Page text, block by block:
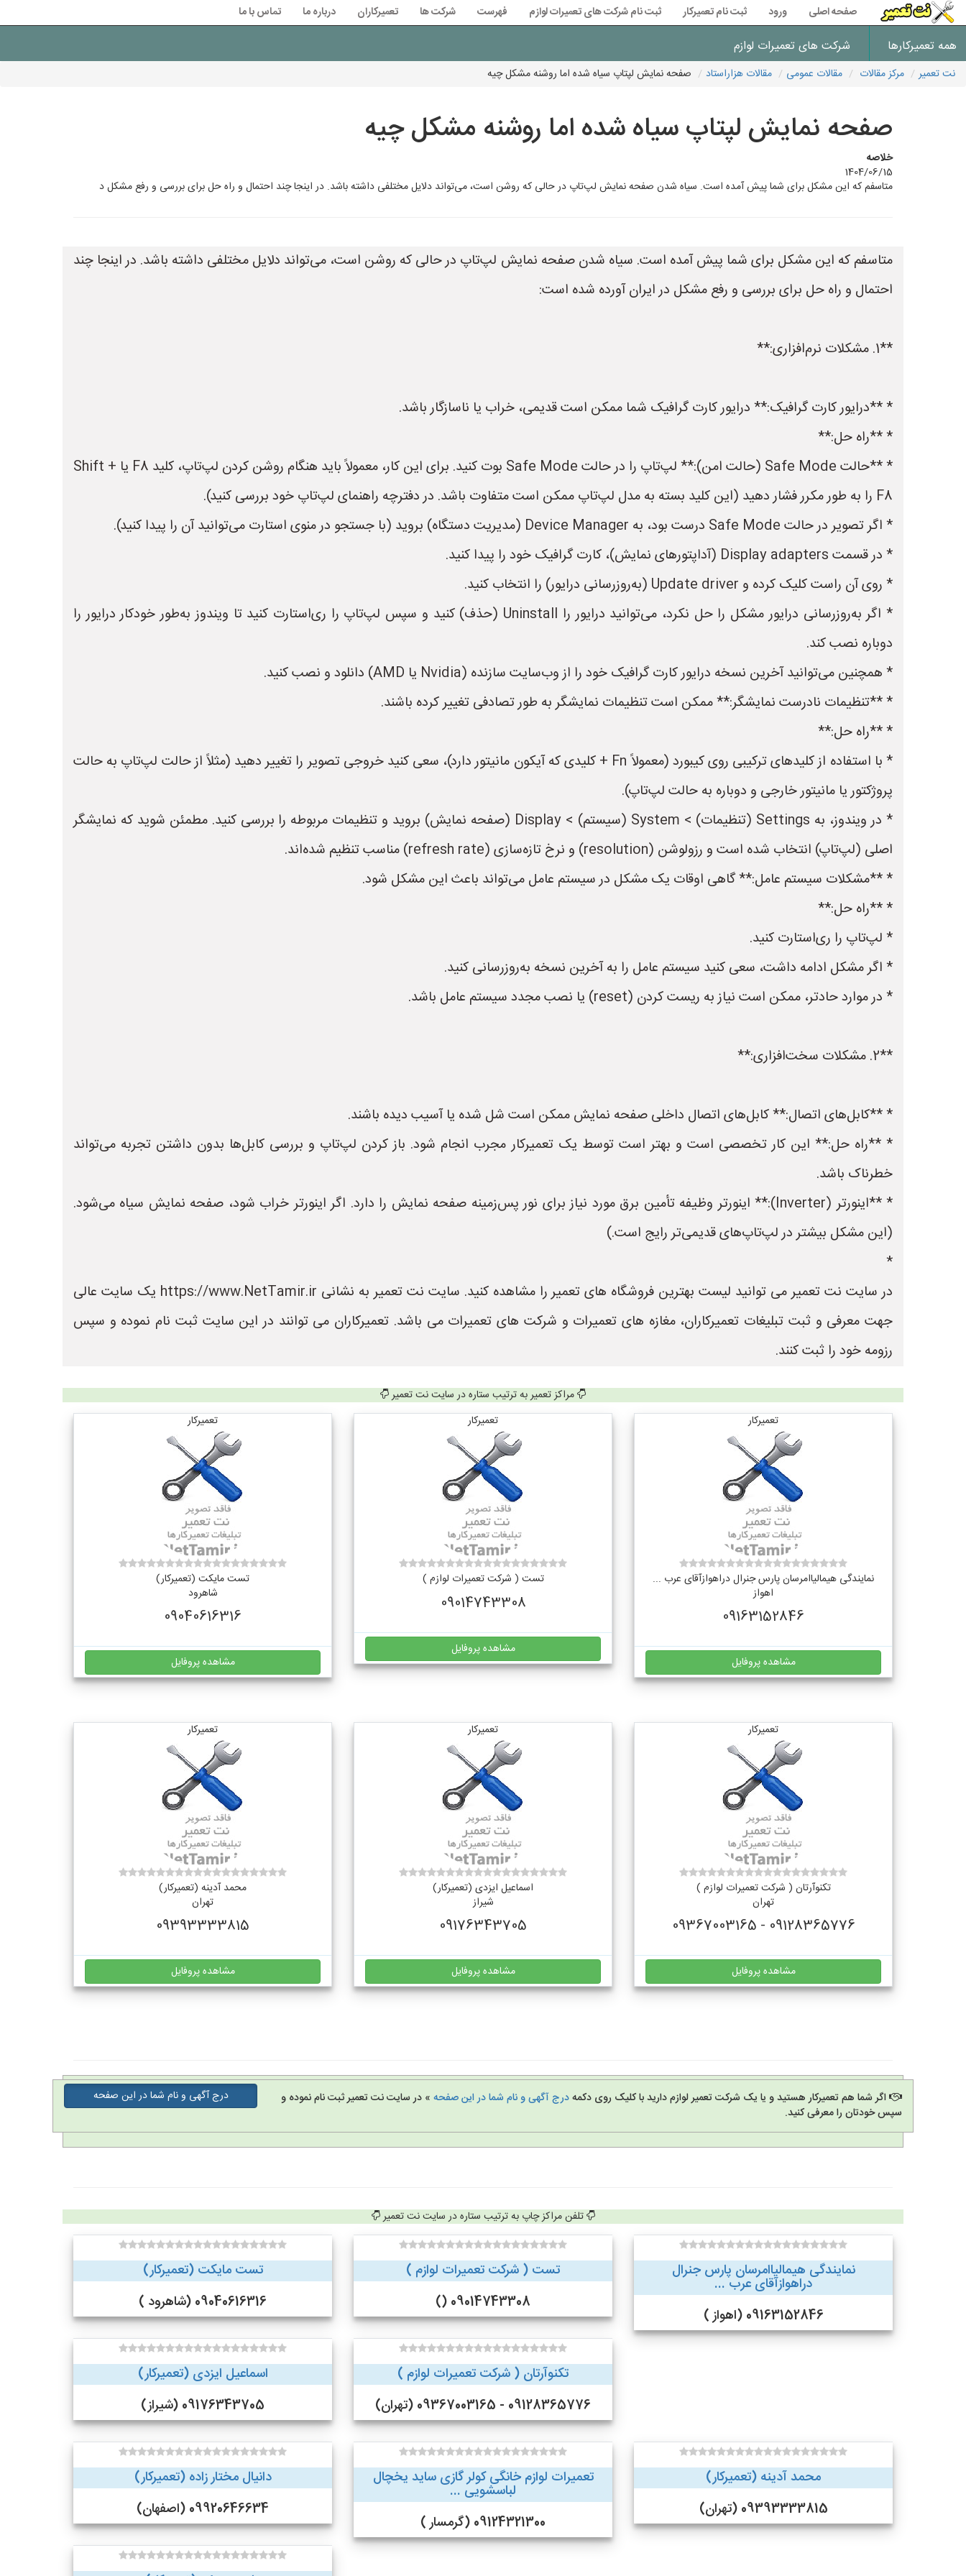
صفحه اصلی ورود ثبت نام تعمیرکار ثبت نام شرکت های تعمیرات لوازم فهرست شرکت ها تعمیرکاران درباره ما تماس با ما
همه تعمیرکارها شرکت های تعمیرات لوازم
نت تعمیر مرکز مقالات مقالات عمومی مقالات هزاراستاد صفحه نمایش لپتاپ سیاه شده اما روشنه مشکل چیه
صفحه نمایش لپتاپ سیاه شده اما روشنه مشکل چیه
خلاصه
1404/06/15
متاسفم که این مشکل برای شما پیش آمده است. سیاه شدن صفحه نمایش لپ‌تاپ در حالی که روشن است، می‌تواند دلایل مختلفی داشته باشد. در اینجا چند احتمال و راه حل برای بررسی و رفع مشکل د
متاسفم که این مشکل برای شما پیش آمده است. سیاه شدن صفحه نمایش لپ‌تاپ در حالی که روشن است، می‌تواند دلایل مختلفی داشته باشد. در اینجا چند
احتمال و راه حل برای بررسی و رفع مشکل در ایران آورده شده است:
**1. مشکلات نرم‌افزاری:**
* **درایور کارت گرافیک:** درایور کارت گرافیک شما ممکن است قدیمی، خراب یا ناسازگار باشد.
* **راه حل:**
* **حالت Safe Mode (حالت امن):** لپ‌تاپ را در حالت Safe Mode بوت کنید. برای این کار، معمولاً باید هنگام روشن کردن لپ‌تاپ، کلید F8 یا Shift +
F8 را به طور مکرر فشار دهید (این کلید بسته به مدل لپ‌تاپ ممکن است متفاوت باشد. در دفترچه راهنمای لپ‌تاپ خود بررسی کنید).
* اگر تصویر در حالت Safe Mode درست بود، به Device Manager (مدیریت دستگاه) بروید (با جستجو در منوی استارت می‌توانید آن را پیدا کنید).
* در قسمت Display adapters (آداپتورهای نمایش)، کارت گرافیک خود را پیدا کنید.
* روی آن راست کلیک کرده و Update driver (به‌روزرسانی درایور) را انتخاب کنید.
* اگر به‌روزرسانی درایور مشکل را حل نکرد، می‌توانید درایور را Uninstall (حذف) کنید و سپس لپ‌تاپ را ری‌استارت کنید تا ویندوز به‌طور خودکار درایور را
دوباره نصب کند.
* همچنین می‌توانید آخرین نسخه درایور کارت گرافیک خود را از وب‌سایت سازنده (Nvidia یا AMD) دانلود و نصب کنید.
* **تنظیمات نادرست نمایشگر:** ممکن است تنظیمات نمایشگر به طور تصادفی تغییر کرده باشند.
* **راه حل:**
* با استفاده از کلیدهای ترکیبی روی کیبورد (معمولاً Fn + کلیدی که آیکون مانیتور دارد)، سعی کنید خروجی تصویر را تغییر دهید (مثلاً از حالت لپ‌تاپ به حالت
پروژکتور یا مانیتور خارجی و دوباره به حالت لپ‌تاپ).
* در ویندوز، به Settings (تنظیمات) > System (سیستم) > Display (صفحه نمایش) بروید و تنظیمات مربوطه را بررسی کنید. مطمئن شوید که نمایشگر
اصلی (لپ‌تاپ) انتخاب شده است و رزولوشن (resolution) و نرخ تازه‌سازی (refresh rate) مناسب تنظیم شده‌اند.
* **مشکلات سیستم عامل:** گاهی اوقات یک مشکل در سیستم عامل می‌تواند باعث این مشکل شود.
* **راه حل:**
* لپ‌تاپ را ری‌استارت کنید.
* اگر مشکل ادامه داشت، سعی کنید سیستم عامل را به آخرین نسخه به‌روزرسانی کنید.
* در موارد حادتر، ممکن است نیاز به ریست کردن (reset) یا نصب مجدد سیستم عامل باشد.
**2. مشکلات سخت‌افزاری:**
* **کابل‌های اتصال:** کابل‌های اتصال داخلی صفحه نمایش ممکن است شل شده یا آسیب دیده باشند.
* **راه حل:** این کار تخصصی است و بهتر است توسط یک تعمیرکار مجرب انجام شود. باز کردن لپ‌تاپ و بررسی کابل‌ها بدون داشتن تجربه می‌تواند
خطرناک باشد.
* **اینورتر (Inverter):** اینورتر وظیفه تأمین برق مورد نیاز برای نور پس‌زمینه صفحه نمایش را دارد. اگر اینورتر خراب شود، صفحه نمایش سیاه می‌شود.
(این مشکل بیشتر در لپ‌تاپ‌های قدیمی‌تر رایج است.)
*
در سایت نت تعمیر می توانید لیست بهترین فروشگاه های تعمیر را مشاهده کنید. سایت نت تعمیر به نشانی https://www.NetTamir.ir یک سایت عالی
جهت معرفی و ثبت تبلیغات تعمیرکاران، مغازه های تعمیرات و شرکت های تعمیرات می باشد. تعمیرکاران می توانند در این سایت ثبت نام نموده و سپس
رزومه خود را ثبت کنند.
مراکز تعمیر به ترتیب ستاره در سایت نت تعمیر
تعمیرکار
نمایندگی هیمالیاامرسان پارس جنرال دراهوازآقای عرب ...
اهواز
09163152846
مشاهده پروفایل
تعمیرکار
تست ( شرکت تعمیرات لوازم )
09014743308
مشاهده پروفایل
تعمیرکار
تست مایکت (تعمیرکار)
شاهرود
09040616316
مشاهده پروفایل
تعمیرکار
تکنوآرتان ( شرکت تعمیرات لوازم )
تهران
09128365776 - 09367003165
مشاهده پروفایل
تعمیرکار
اسماعیل ایزدی (تعمیرکار)
شیراز
09176343705
مشاهده پروفایل
تعمیرکار
محمد آدینه (تعمیرکار)
تهران
09393333815
مشاهده پروفایل
اگر شما هم تعمیرکار هستید و یا یک شرکت تعمیر لوازم دارید با کلیک روی دکمهدرج آگهی و نام شما در این صفحه » در سایت نت تعمیر ثبت نام نموده و
سپس خودتان را معرفی کنید.
درج آگهی و نام شما در این صفحه
تلفن مراکز چاپ به ترتیب ستاره در سایت نت تعمیر
نمایندگی هیمالیاامرسان پارس جنرال
دراهوازآقای عرب ...
09163152846 (اهواز )
تست ( شرکت تعمیرات لوازم )
09014743308 ()
تست مایکت (تعمیرکار)
09040616316 (شاهرود )
تکنوآرتان ( شرکت تعمیرات لوازم )
09128365776 - 09367003165 (تهران)
اسماعیل ایزدی (تعمیرکار)
09176343705 (شیراز)
محمد آدینه (تعمیرکار)
09393333815 (تهران)
تعمیرات لوازم خانگی کولر گازی ساید یخچال
لباسشویی ...
09124321300 (گرمسار )
دانیال مختار زاده (تعمیرکار)
09920646634 (اصفهان)